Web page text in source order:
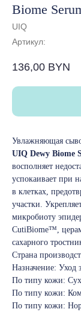
Biome
UIQ
Артикул:
136,00 BYN
Увлажняющая
UIQ Dewy Biome
восполняет
успокаивает при
в клетках,
участки.
микробиоту
CutiBiome™,
сахарного
Страна
Назначение: Уход
По типу кожи:
По типу кожи:
По типу кожи: